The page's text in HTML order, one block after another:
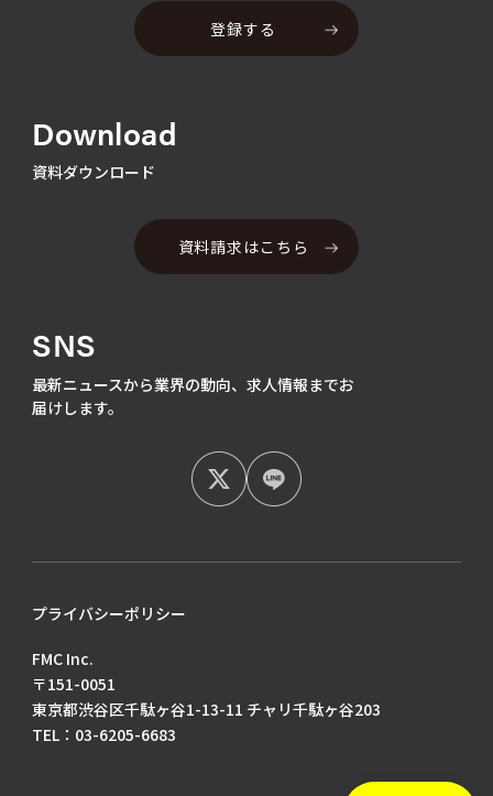
登録する
Download
資料ダウンロード
資料請求はこちら
SNS
最新ニュースから業界の動向、 求人情報までお
届けします。
プライバシーポリシー
FMC Inc.
〒151-0051
東京都渋谷区千駄ヶ谷1-13-11 チャリ千駄ヶ谷203
TEL：03-6205-6683